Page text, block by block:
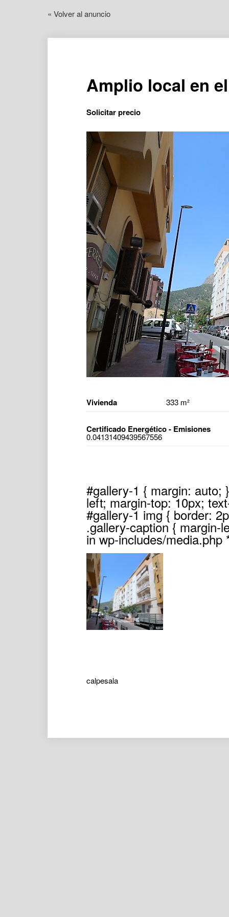
« Volver al anuncio
Amplio local en
Solicitar precio
Vivienda 333 m²
Certificado Energético - Emisiones
0.04131409439567556
#gallery-1 { margin: auto;
left; margin-top: 10px;
#gallery-1 img { border:
.gallery-caption { margin-
in wp-includes/media.php
calpesala